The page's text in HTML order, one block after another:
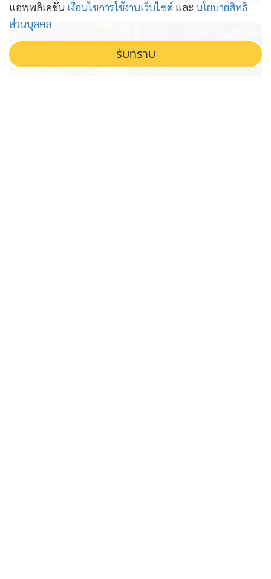
แอพพลิเคชั่น เงื่อนไขการใช้งานเว็บไซต์ และ นโยบายสิทธิ
ส่วนบุคคล
รับทราบ